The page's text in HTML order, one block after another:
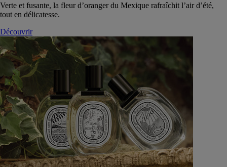
Verte et fusante, la fleur d’oranger du Mexique rafraîchit l’air d’été,
tout en délicatesse.
Découvrir